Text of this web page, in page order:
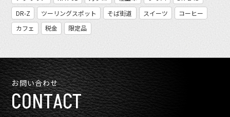
DR-Z
ツーリングスポット そば街道 スイーツ
コーヒー
カフェ
税金 限定品
お問い合わせ
CONTACT